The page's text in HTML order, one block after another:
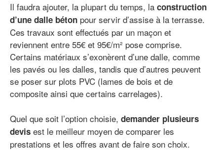
Il faudra ajouter, la plupart du temps, la construction
d’une dalle béton pour servir d’assise à la terrasse.
Ces travaux sont effectués par un maçon et
reviennent entre 55€ et 95€/m² pose comprise.
Certains matériaux s’exonèrent d’une dalle, comme
les pavés ou les dalles, tandis que d’autres peuvent
se poser sur plots PVC (lames de bois et de
composite ainsi que certains carrelages).
Quel que soit l’option choisie, demander plusieurs
devis est le meilleur moyen de comparer les
prestations et les offres avant de faire son choix.